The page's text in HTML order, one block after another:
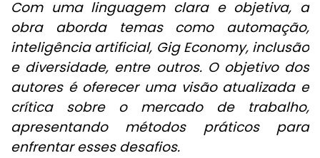
Com uma linguagem clara e objetiva, a
obra aborda temas como automação,
inteligência artificial, Gig Economy, inclusão
e diversidade, entre outros. O objetivo dos
autores é oferecer uma visão atualizada e
crítica sobre o mercado de trabalho,
apresentando métodos práticos para
enfrentar esses desafios.